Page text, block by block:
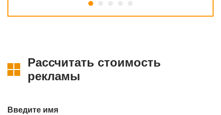
Рассчитать стоимость
рекламы
Введите имя